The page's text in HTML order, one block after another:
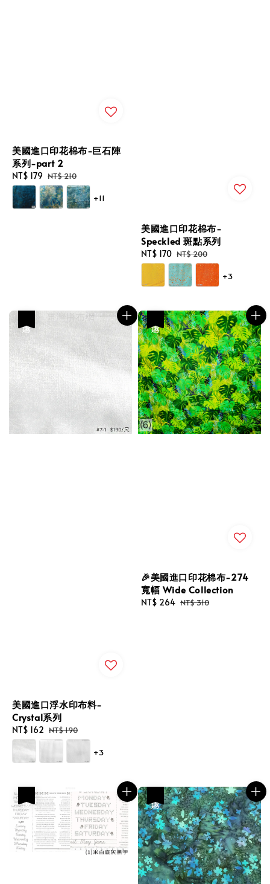
美國進口印花棉布-巨石陣
系列-part 2
Sale
price
NT$ 179 Regular
price
NT$ 210
+11
美國進口印花棉布-
Speckled 斑點系列
Sale
price
NT$ 170 Regular
price
NT$ 200
+3
美國進口浮水印布料-
Crystal系列
Sale
price
NT$ 162 Regular
price
NT$ 190
+3
🎉美國進口印花棉布-274
寬幅 Wide Collection
Sale
NT$ 264 Regular
NT$ 310